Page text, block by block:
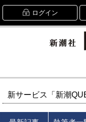
ログイン
新サービス「新潮